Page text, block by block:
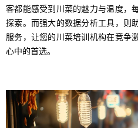
客都能感受到川菜的魅力与温度，
探索。而强大的数据分析工具，则
服务，让您的川菜培训机构在竞争
心中的首选。